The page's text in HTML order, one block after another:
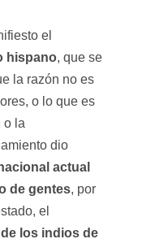
el
hispano, que se
la razón no es
o lo que es
o la
dio
actual
de gentes, por
el
los indios de